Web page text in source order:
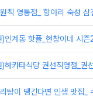
칙 영통점_ 항아리 숙성 삼
)인계동 핫플_현창이네 시
)하카타식당 권선직영점_권
탕이 땡긴다면 인생 맛집_